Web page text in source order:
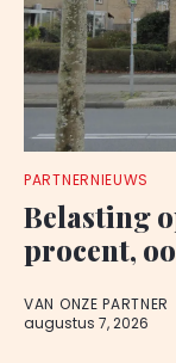
PARTNERNIEUWS
Belasting
procent,
VAN ONZE PARTNER
augustus 7, 2026